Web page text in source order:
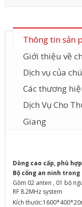
Thông tin sản
Giới thiệu về
Dịch vụ của
Các thương
Dịch Vụ Cho
Giang
Dòng cao cấp, phù
Bộ cổng an ninh
Gồm 02 anten , 01 bộ
RF 8.2MHz system
Kích